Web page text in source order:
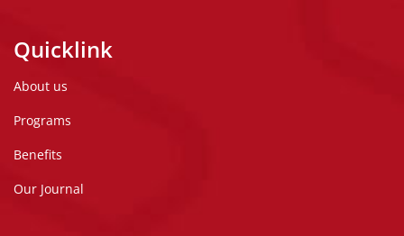
Quicklink
About us
Programs
Benefits
Our Journal